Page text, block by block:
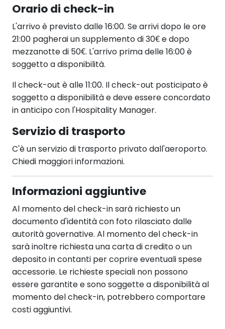
Orario di check-in
L'arrivo è previsto dalle 16:00. Se arrivi dopo le ore
21:00 pagherai un supplemento di 30€ e dopo
mezzanotte di 50€. L'arrivo prima delle 16:00 è
soggetto a disponibilità.
Il check-out è alle 11:00. Il check-out posticipato è
soggetto a disponibilità e deve essere concordato
in anticipo con l'Hospitality Manager.
Servizio di trasporto
C'è un servizio di trasporto privato dall'aeroporto.
Chiedi maggiori informazioni.
Informazioni aggiuntive
Al momento del check-in sarà richiesto un
documento d'identità con foto rilasciato dalle
autorità governative. Al momento del check-in
sarà inoltre richiesta una carta di credito o un
deposito in contanti per coprire eventuali spese
accessorie. Le richieste speciali non possono
essere garantite e sono soggette a disponibilità al
momento del check-in, potrebbero comportare
costi aggiuntivi.